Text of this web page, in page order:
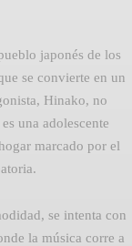
japonés de los
se convierte en un
Hinako, no
una adolescente
marcado por el
se intenta con
la música corre a